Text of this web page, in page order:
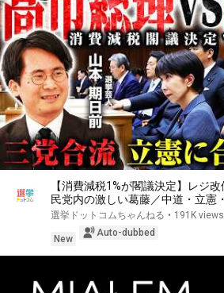
【消費減税1%が閣議決定】レジ
民党内の激しい葛藤／中道・立憲
想に浮上した「第4の選択肢」とは
期日前】｜選挙ドットコム
選挙ドットコムちゃんねる • 191K views
New
Auto-dubbed